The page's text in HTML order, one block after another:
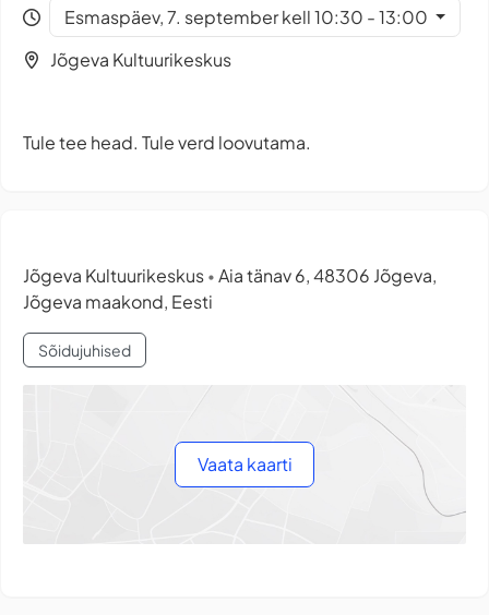
Esmaspäev, 7. september kell 10:30 - 13:00
Jõgeva Kultuurikeskus
Tule tee head. Tule verd loovutama.
Jõgeva Kultuurikeskus • Aia tänav 6, 48306 Jõgeva,
Jõgeva maakond, Eesti
Sõidujuhised
Vaata kaarti